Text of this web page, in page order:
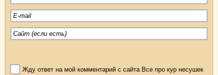
Жду ответ на мой комментарий с сайта Все про кур несушек